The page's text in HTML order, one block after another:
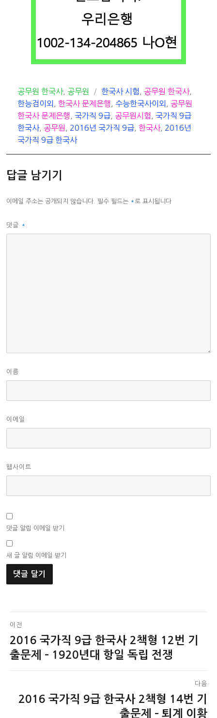
카
테
고
리
공무원 한국사, 공무원
태
그
한국사 시험 공무원 한국사,
한능검이외
,한국사 문제은행 수능한국사이외
공무원
한국사 문제은행
국가직 9급 공무원시험
국가직 9급
한국사, 공무원 2016년 국가직 9급 ,한국사, 2016년
국가직 9급 한국사
답글 남기기
이메일 주소는 공개되지 않습니다. 필수 필드는 *로 표시됩니다
댓글 *
이름
이메일
웹사이트
댓글 알림 이메일 받기
새 글 알림 이메일 받기
글
탐
색
이전
이
전
2016 국가직 9급 한국사 2책형 12번 기
출문제 – 1920년대 항일 독립 전쟁
다음
2016 국가직 9급 한국사 2책형 14번 기
출문제 – 퇴계 이황